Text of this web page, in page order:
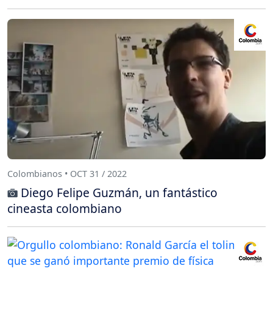
Colombianos • OCT 31 / 2022
Diego Felipe Guzmán, un fantástico
cineasta colombiano